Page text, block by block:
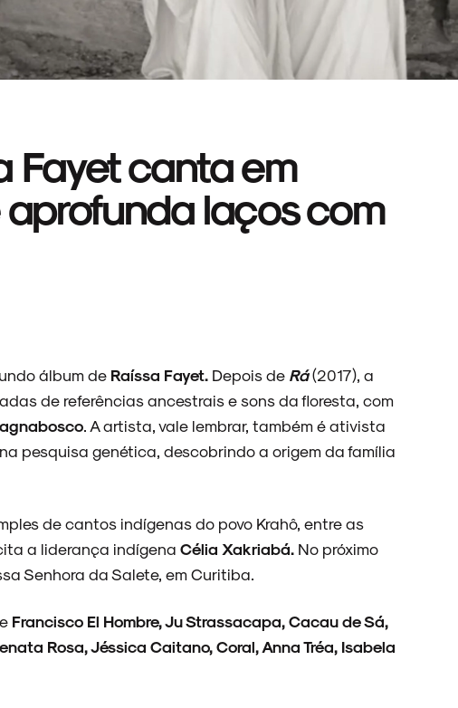
Fayet canta em
laços com
álbum de Raíssa Fayet. Depois de Rá(2017), a
de referências ancestrais e sons da floresta, com
. A artista, vale lembrar, também é ativista
pesquisa genética, descobrindo a origem da família
de cantos indígenas do povo Krahô, entre as
a liderança indígena Célia Xakriabá. No próximo
Senhora da Salete, em Curitiba.
Francisco El Hombre, Ju Strassacapa, Cacau de Sá,
Rosa, Jéssica Caitano, Coral, Anna Tréa, Isabela